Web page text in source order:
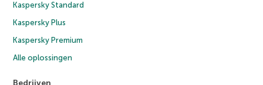
Kaspersky Standard
Kaspersky Plus
Kaspersky Premium
Alle oplossingen